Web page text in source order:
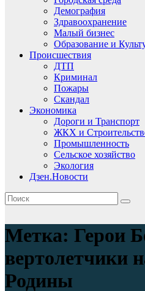
Демография
Здравоохранение
Малый бизнес
Образование и
Происшествия
ДТП
Криминал
Пожары
Скандал
Экономика
Дороги и Транспорт
ЖКХ и
Промышленность
Сельское хозяйство
Экология
Дзен.Новости
Метка: Герои
вертолетчики
Родины